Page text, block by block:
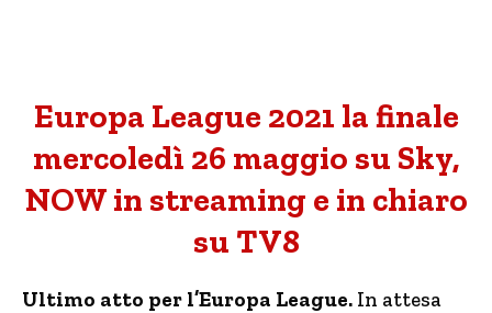
Europa League 2021 la finale
mercoledì 26 maggio su Sky,
NOW in streaming e in chiaro
su TV8
Ultimo atto per l’Europa League. In attesa